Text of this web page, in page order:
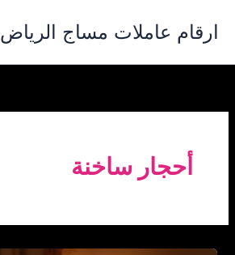
المحتوى
ارقام عاملات مساج الرياض
أحجار ساخنة